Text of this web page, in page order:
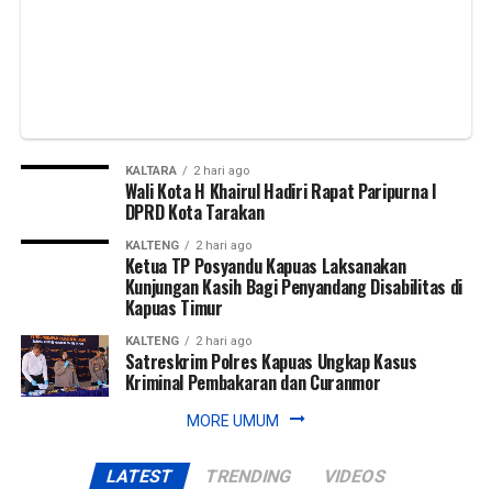
Messenger 0 Twitter/X
KALTARA 2 hari ago
Wali Kota H Khairul Hadiri Rapat Paripurna I
DPRD Kota Tarakan
KALTENG 2 hari ago
Ketua TP Posyandu Kapuas Laksanakan
Kunjungan Kasih Bagi Penyandang Disabilitas di
Kapuas Timur
KALTENG 2 hari ago
Satreskrim Polres Kapuas Ungkap Kasus
Kriminal Pembakaran dan Curanmor
MORE UMUM
LATEST TRENDING VIDEOS